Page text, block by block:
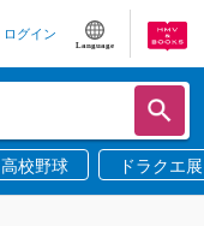
ログイン
Language
高校野球 ドラクエ展